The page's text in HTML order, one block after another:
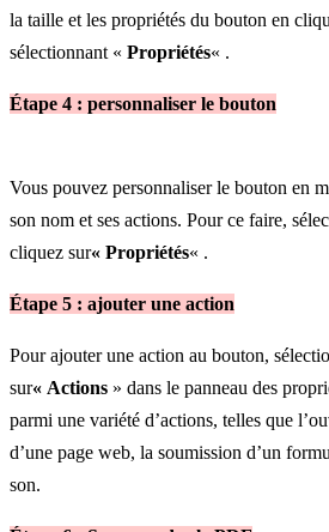
la taille et les propriétés du bouton en
sélectionnant « Propriétés« .
Étape 4 : personnaliser le bouton
Vous pouvez personnaliser le bouton en
son nom et ses actions. Pour ce faire,
cliquez sur« Propriétés« .
Étape 5 : ajouter une action
Pour ajouter une action au bouton,
sur« Actions » dans le panneau des
parmi une variété d’actions, telles que
d’une page web, la soumission d’un
son.